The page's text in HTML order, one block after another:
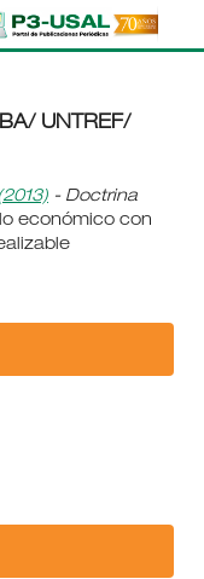
UNTREF/
- Doctrina
económico con